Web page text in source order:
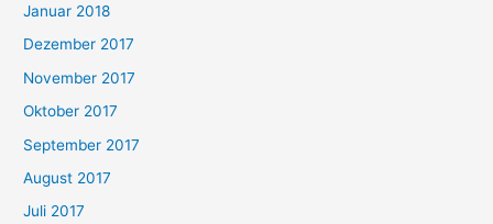
Januar 2018
Dezember 2017
November 2017
Oktober 2017
September 2017
August 2017
Juli 2017